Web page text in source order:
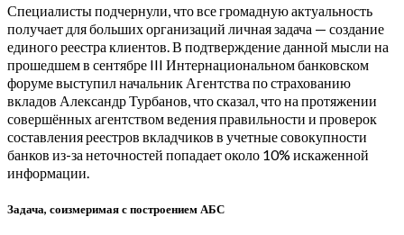
Специалисты подчернули, что все громадную актуальность
получает для больших организаций личная задача — создание
единого реестра клиентов. В подтверждение данной мысли на
прошедшем в сентябре III Интернациональном банковском
форуме выступил начальник Агентства по страхованию
вкладов Александр Турбанов, что сказал, что на протяжении
совершённых агентством ведения правильности и проверок
составления реестров вкладчиков в учетные совокупности
банков из-за неточностей попадает около 10% искаженной
информации.
Задача, соизмеримая с построением АБС